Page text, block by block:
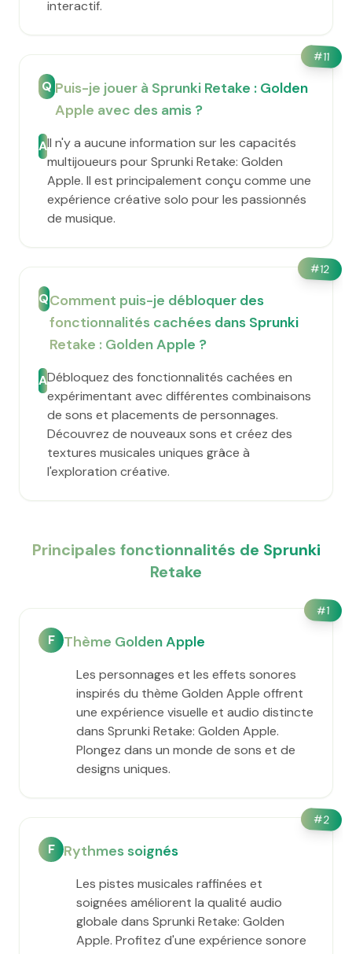
interactif.
#11
Q Puis-je jouer à Sprunki Retake : Golden
Apple avec des amis ?
AIl n'y a aucune information sur les capacités
multijoueurs pour Sprunki Retake: Golden
Apple. Il est principalement conçu comme une
expérience créative solo pour les passionnés
de musique.
#12
QComment puis-je débloquer des
fonctionnalités cachées dans Sprunki
Retake : Golden Apple ?
ADébloquez des fonctionnalités cachées en
expérimentant avec différentes combinaisons
de sons et placements de personnages.
Découvrez de nouveaux sons et créez des
textures musicales uniques grâce à
l'exploration créative.
Principales fonctionnalités de Sprunki
Retake
#1
F Thème Golden Apple
Les personnages et les effets sonores
inspirés du thème Golden Apple offrent
une expérience visuelle et audio distincte
dans Sprunki Retake: Golden Apple.
Plongez dans un monde de sons et de
designs uniques.
#2
F Rythmes soignés
Les pistes musicales raffinées et
soignées améliorent la qualité audio
globale dans Sprunki Retake: Golden
Apple. Profitez d'une expérience sonore